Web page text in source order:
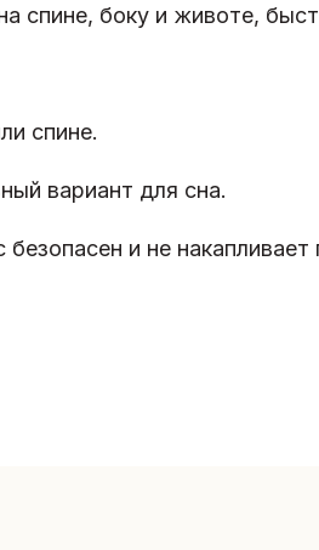
боку и животе,
спине.
вариант для сна.
и не накапливает